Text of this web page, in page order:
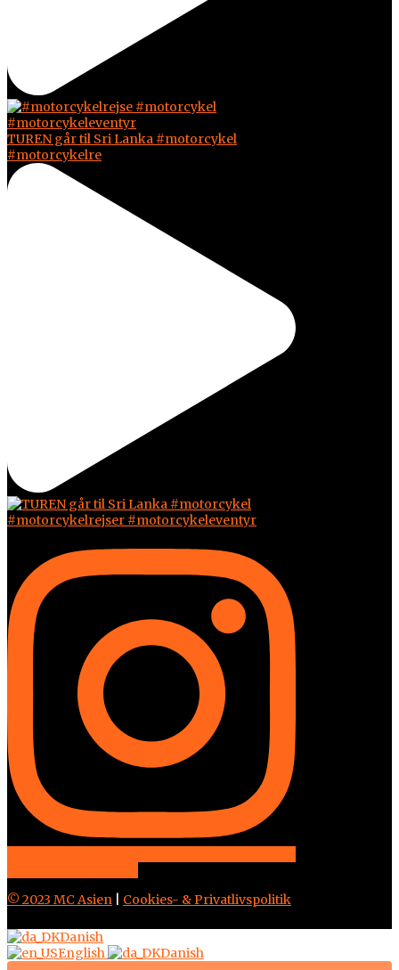
TUREN går til Sri Lanka #motorcykel
#motorcykelre
© 2023 MC Asien
Cookies- & Privatlivspolitik
Danish
English
Danish